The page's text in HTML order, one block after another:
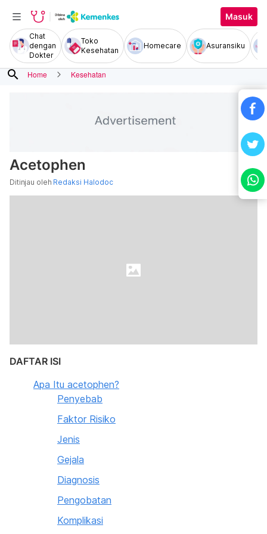
Masuk
Chat
dengan
Dokter
Toko
Kesehatan
Homecare Asuransiku
search Home Kesehatan
Acetophen
Ditinjau oleh Redaksi Halodoc
DAFTAR ISI
Apa Itu acetophen?
Penyebab
Faktor Risiko
Jenis
Gejala
Diagnosis
Pengobatan
Komplikasi